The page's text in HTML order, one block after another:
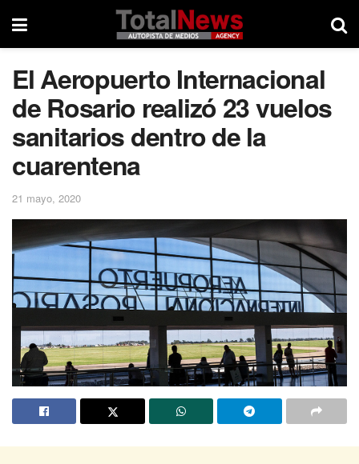
El Aeropuerto Internacional
de Rosario realizó 23 vuelos
sanitarios dentro de la
cuarentena
21 mayo, 2020